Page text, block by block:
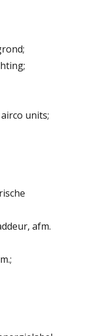
units;
afm.